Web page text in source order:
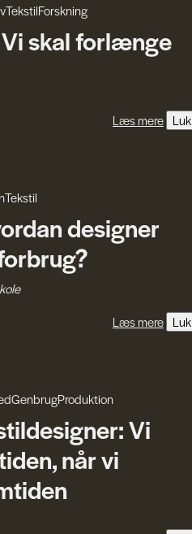
TekstilForskning
skal forlænge
Læs mere Luk
Tekstil
designer
Læs mere Luk
GenbrugProduktion
Vi
når vi